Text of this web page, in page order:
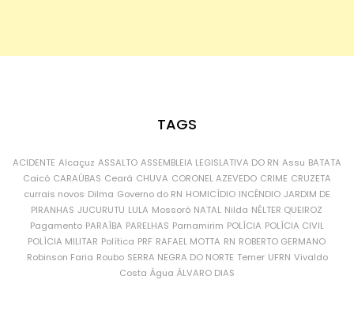
TAGS
ACIDENTE Alcaçuz ASSALTO ASSEMBLEIA LEGISLATIVA DO RN Assu BATATA
Caicó CARAÚBAS Ceará CHUVA CORONEL AZEVEDO CRIME CRUZETA
currais novos Dilma Governo do RN HOMICÍDIO INCÊNDIO JARDIM DE
PIRANHAS JUCURUTU LULA Mossoró NATAL Nilda NÉLTER QUEIROZ
Pagamento PARAÍBA PARELHAS Parnamirim POLÍCIA POLÍCIA CIVIL
POLÍCIA MILITAR Política PRF RAFAEL MOTTA RN ROBERTO GERMANO
Robinson Faria Roubo SERRA NEGRA DO NORTE Temer UFRN Vivaldo
Costa Água ÁLVARO DIAS